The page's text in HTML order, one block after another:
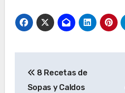
de
8 Recetas de
Sopas y Caldos